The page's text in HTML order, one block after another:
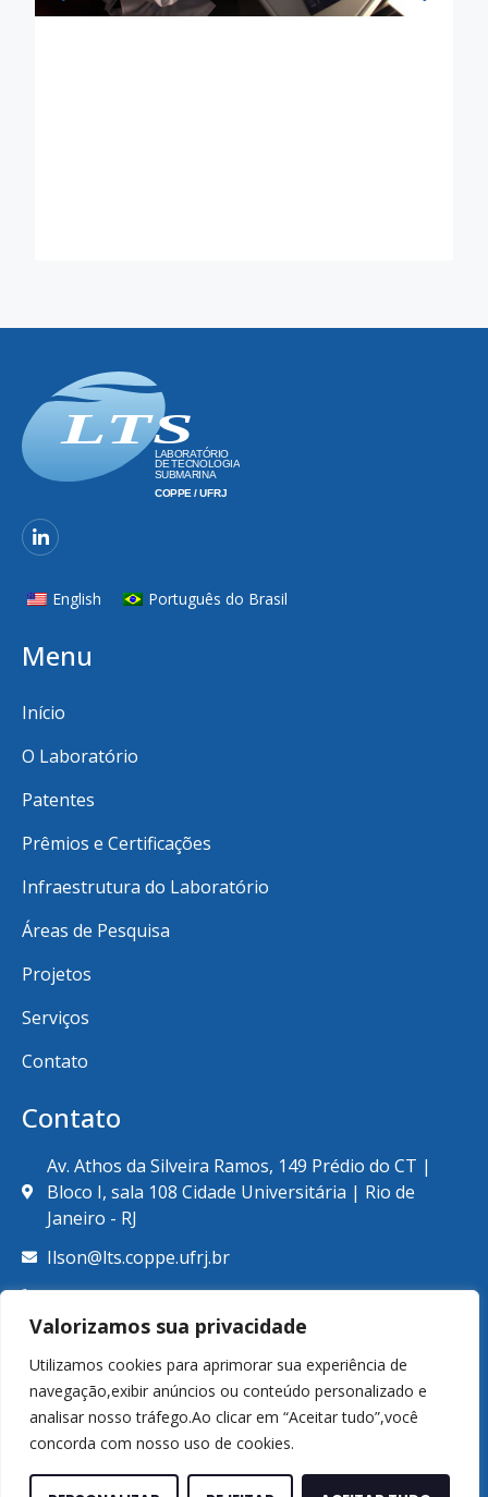
Valorizamos sua privacidade
Utilizamos cookies para aprimorar sua experiência de
navegação,exibir anúncios ou conteúdo personalizado e
analisar nosso tráfego.Ao clicar em “Aceitar tudo”,você
concorda com nosso uso de cookies.
English Português do Brasil
Menu
Início
O Laboratório
Patentes
Prêmios e Certificações
Infraestrutura do Laboratório
Áreas de Pesquisa
Projetos
Serviços
Contato
Contato
Av. Athos da Silveira Ramos, 149 Prédio do CT |
Bloco I, sala 108 Cidade Universitária | Rio de
Janeiro - RJ
Ilson@lts.coppe.ufrj.br
+55 (21) 39387789
© Copyright 2026. Laboratório de Tecnologia Submarina.
Todos os direitos reservados.
WCORE Tecnologia e Marketing